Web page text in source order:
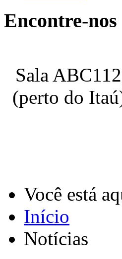
Encontre-nos
Sala
(perto do
Você está
Início
Notícias